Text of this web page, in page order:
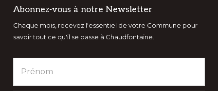
Abonnez-vous à notre Newsletter
Chaque mois, recevez l'essentiel de votre Commune pour
savoir tout ce qu'il se passe à Chaudfontaine.